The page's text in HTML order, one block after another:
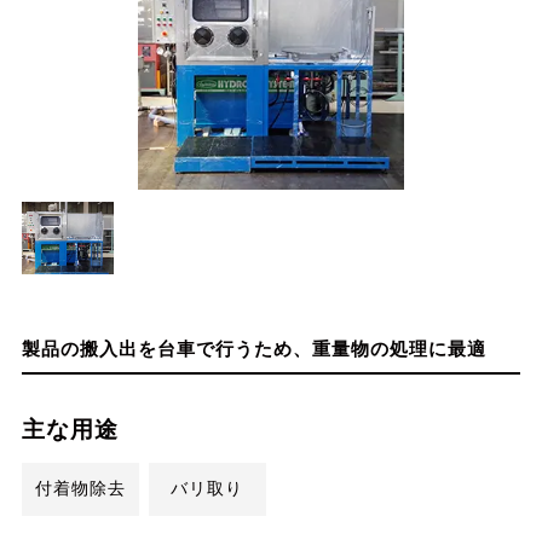
製品の搬入出を台車で行うため、重量物の処理に最適
主な用途
付着物除去 バリ取り